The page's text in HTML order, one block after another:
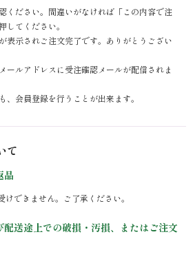
ください。間違いがなければ「この内容で注
してください。
表示されご注文完了です。ありがとうござい
ールアドレスに受注確認メールが配信されま
会員登録を行うことが出来ます。
て
品
できません。ご了承ください。
送途上での破損・汚損、またはご注文